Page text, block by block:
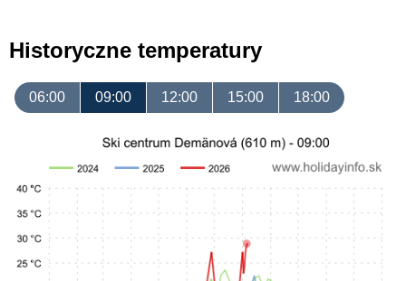
Historyczne temperatury
06:00 09:00 12:00 15:00 18:00